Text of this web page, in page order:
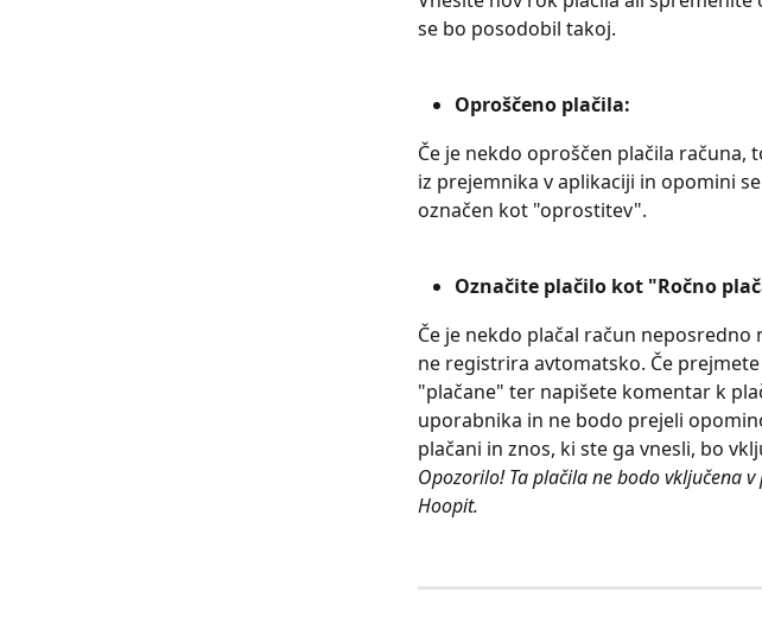
se bo posodobil takoj.
Oproščeno plačila:
Če je nekdo oproščen plačila računa,
iz prejemnika v aplikaciji in opomini
označen kot "oprostitev".
Označite plačilo kot "Ročno
Če je nekdo plačal račun
ne registrira avtomatsko. Če
"plačane" ter napišete komentar k
uporabnika in ne bodo prejeli
plačani in znos, ki ste ga vnesli, bo
Opozorilo! Ta plačila ne bodo vključena
Hoopit.